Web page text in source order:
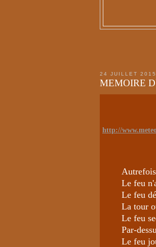
24 JUILLET 2015
MEMOIRE
http://
Le feu
Le feu
La tour
Le feu
Par-
Le feu